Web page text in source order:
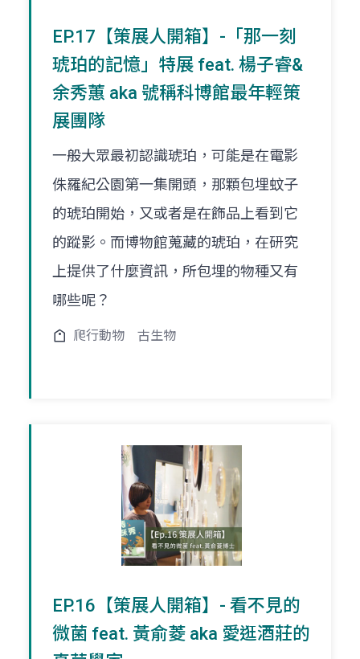
EP.17【策展人開箱】-「那一刻
琥珀的記憶」特展 feat. 楊子睿&
余秀蕙 aka 號稱科博館最年輕策
展團隊
一般大眾最初認識琥珀，可能是在電影
侏羅紀公園第一集開頭，那顆包埋蚊子
的琥珀開始，又或者是在飾品上看到它
的蹤影。而博物館蒐藏的琥珀，在研究
上提供了什麼資訊，所包埋的物種又有
哪些呢？
爬行動物 古生物
EP.16【策展人開箱】- 看不見的
微菌 feat. 黃俞菱 aka 愛逛酒莊的